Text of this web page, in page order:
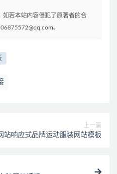
若本站内容侵犯了原著者的合
。
上一篇
站响应式品牌运动服装网站模板